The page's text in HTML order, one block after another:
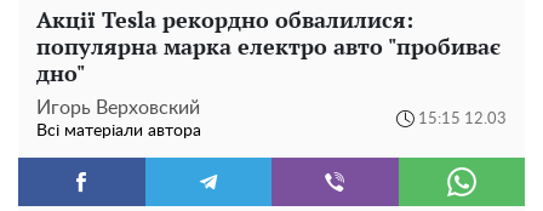
Акції Tesla рекордно обвалилися:
популярна марка електро авто "пробиває
дно"
Игорь Верховский
Всі матеріали автора
15:15 12.03